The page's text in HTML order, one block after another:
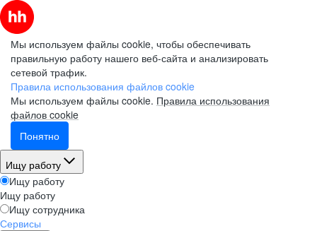
Мы используем файлы cookie, чтобы обеспечивать
правильную работу нашего веб-сайта и анализировать
сетевой трафик.
Правила использования файлов cookie
Мы используем файлы cookie. Правила использования
файлов cookie
Понятно
Ищу работу
Ищу работу
Ищу работу
Ищу сотрудника
Сервисы